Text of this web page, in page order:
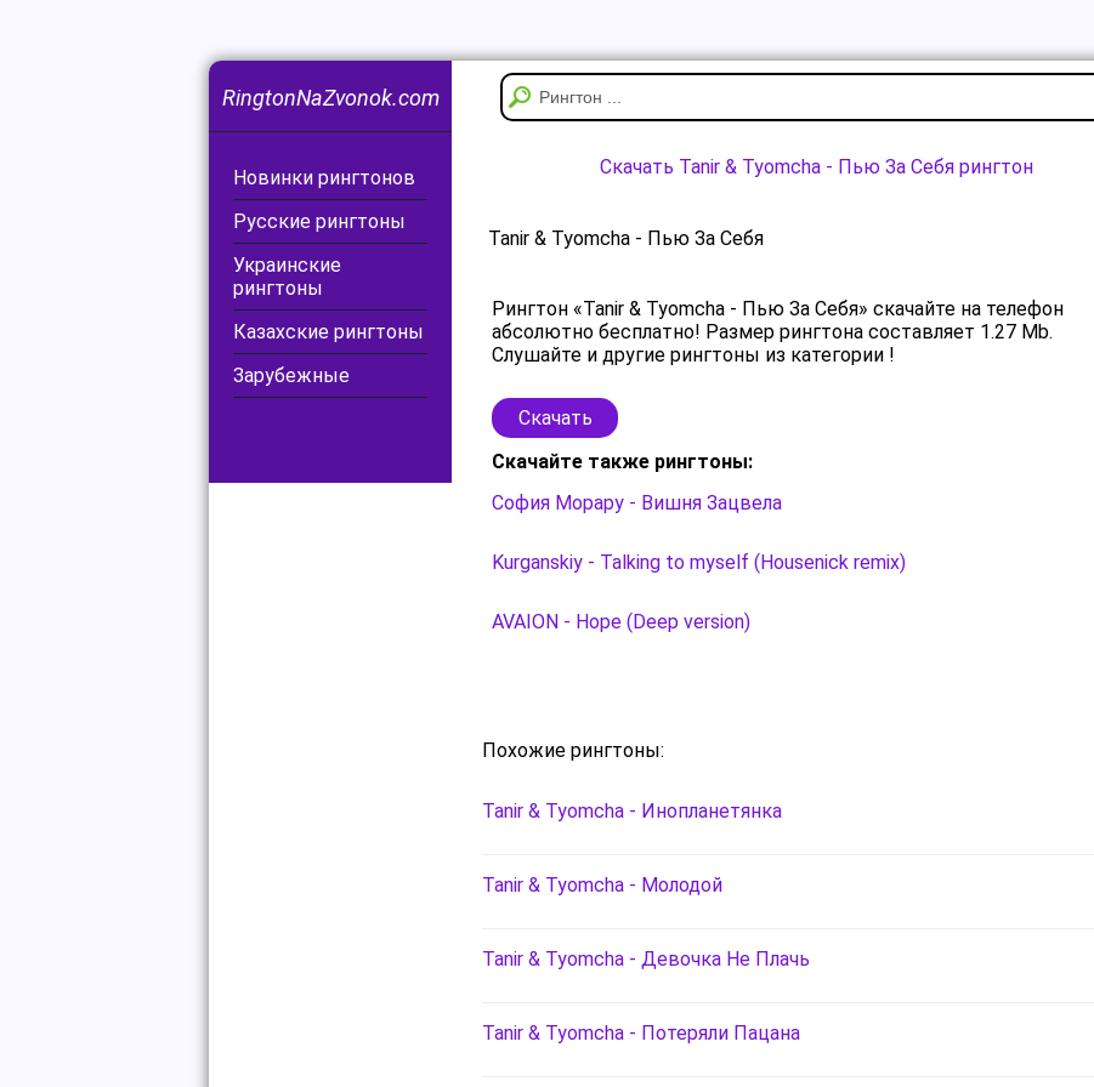
RingtonNaZvonok.com
Новинки рингтонов
Русские рингтоны
Украинские
рингтоны
Казахские рингтоны
Зарубежные
Скачать Tanir & Tyomcha - Пью За Себя рингтон
Tanir & Tyomcha - Пью За Себя
Рингтон «Tanir & Tyomcha - Пью За Себя» скачайте на телефон
абсолютно бесплатно! Размер рингтона составляет 1.27 Mb.
Слушайте и другие рингтоны из категории !
Скачать
Скачайте также рингтоны:
София Морару - Вишня Зацвела
Kurganskiy - Talking to myself (Housenick remix)
AVAION - Hope (Deep version)
Похожие рингтоны:
Tanir & Tyomcha - Инопланетянка
Tanir & Tyomcha - Молодой
Tanir & Tyomcha - Девочка Не Плачь
Tanir & Tyomcha - Потеряли Пацана